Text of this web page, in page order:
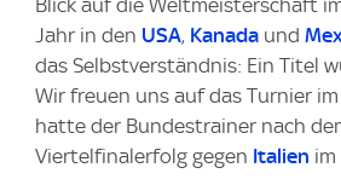
Jahr in den USA, Kanada und
das Selbstverständnis: Ein Titel
Wir freuen uns auf das Turnier
hatte der Bundestrainer nach
Viertelfinalerfolg gegen Italien im